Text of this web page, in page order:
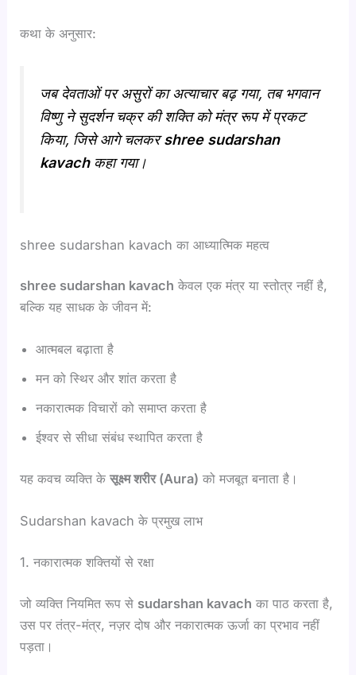
कथा के अनुसार:
जब देवताओं पर असुरों का अत्याचार बढ़ गया, तब भगवान
विष्णु ने सुदर्शन चक्र की शक्ति को मंत्र रूप में प्रकट
किया, जिसे आगे चलकरshree sudarshan
kavachकहा गया।
shree sudarshan kavach का आध्यात्मिक महत्व
shree sudarshan kavach केवल एक मंत्र या स्तोत्र नहीं है,
बल्कि यह साधक के जीवन में:
आत्मबल बढ़ाता है
मन को स्थिर और शांत करता है
नकारात्मक विचारों को समाप्त करता है
ईश्वर से सीधा संबंध स्थापित करता है
यह कवच व्यक्ति केसूक्ष्म शरीर (Aura) को मजबूत बनाता है।
Sudarshan kavach के प्रमुख लाभ
1. नकारात्मक शक्तियों से रक्षा
जो व्यक्ति नियमित रूप से sudarshan kavach का पाठ करता है,
उस पर तंत्र-मंत्र, नज़र दोष और नकारात्मक ऊर्जा का प्रभाव नहीं
पड़ता।